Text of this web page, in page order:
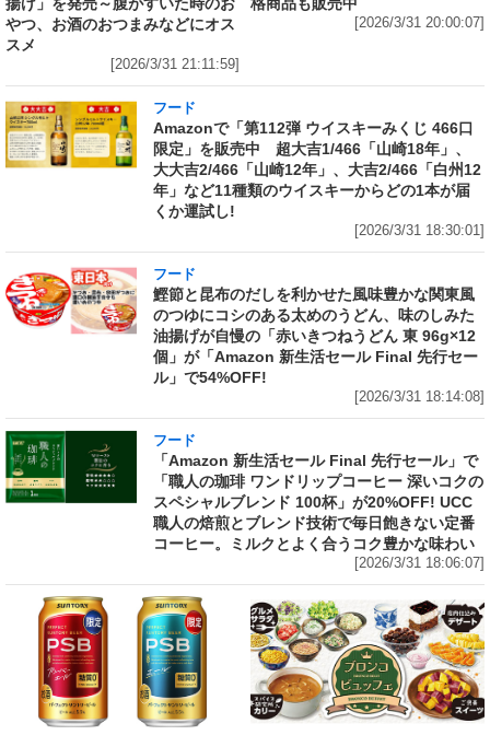
揚げ」を発売～腹がすいた時のお
やつ、お酒のおつまみなどにオス
スメ
[2026/3/31 21:11:59]
格商品も販売中
[2026/3/31 20:00:07]
フード
Amazonで「第112弾 ウイスキーみくじ 466口
限定」を販売中 超大吉1/466「山崎18年」、
大大吉2/466「山崎12年」、大吉2/466「白州12
年」など11種類のウイスキーからどの1本が届
くか運試し!
[2026/3/31 18:30:01]
フード
鰹節と昆布のだしを利かせた風味豊かな関東風
のつゆにコシのある太めのうどん、味のしみた
油揚げが自慢の「赤いきつねうどん 東 96g×12
個」が「Amazon 新生活セール Final 先行セー
ル」で54%OFF!
[2026/3/31 18:14:08]
フード
「Amazon 新生活セール Final 先行セール」で
「職人の珈琲 ワンドリップコーヒー 深いコクの
スペシャルブレンド 100杯」が20%OFF! UCC
職人の焙煎とブレンド技術で毎日飽きない定番
コーヒー。ミルクとよく合うコク豊かな味わい
[2026/3/31 18:06:07]